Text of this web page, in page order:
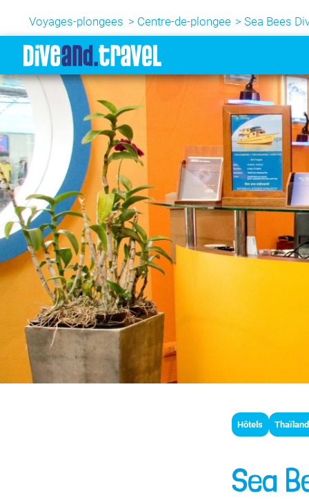
Voyages-plongees Centre-de-plongee Sea Bees
Hôtels
Sea